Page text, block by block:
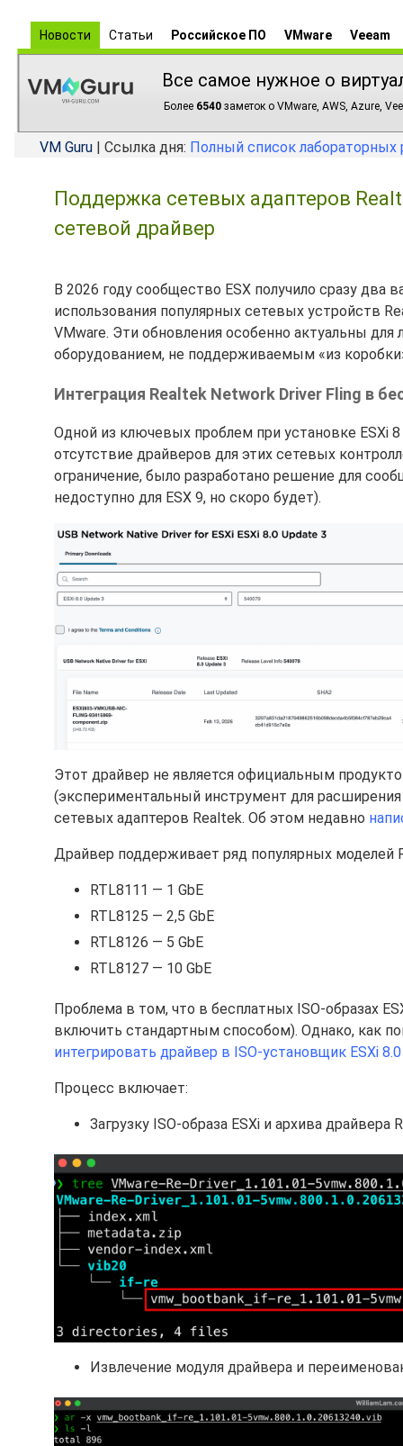
Новости Статьи Российское ПО VMware Veeam
Все самое нужное о
Более 6540 заметок о VMware, AWS, Azure,
VM Guru | Ссылка дня: Полный список лабораторных
Поддержка сетевых адаптеров
сетевой драйвер
В 2026 году сообщество ESX получило сразу
использования популярных сетевых устройств
VMware. Эти обновления особенно актуальны
оборудованием, не поддерживаемым «из
Интеграция Realtek Network Driver Fling в
Одной из ключевых проблем при установке ESXi
отсутствие драйверов для этих сетевых
ограничение, было разработано решение для
недоступно для ESX 9, но скоро будет).
Этот драйвер не является официальным
(экспериментальный инструмент для
сетевых адаптеров Realtek. Об этом недавно
Драйвер поддерживает ряд популярных моделей
RTL8111 — 1 GbE
RTL8125 — 2,5 GbE
RTL8126 — 5 GbE
RTL8127 — 10 GbE
Проблема в том, что в бесплатных ISO-образах
включить стандартным способом). Однако, как
интегрировать драйвер в ISO-установщик ESXi
Процесс включает:
Загрузку ISO-образа ESXi и архива драйвера
Извлечение модуля драйвера и